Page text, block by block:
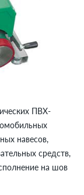
ПВХ-
навесов,
средств,
на шов